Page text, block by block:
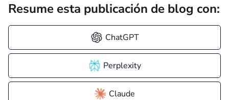
Resume esta publicación de blog con:
ChatGPT
Perplexity
Claude